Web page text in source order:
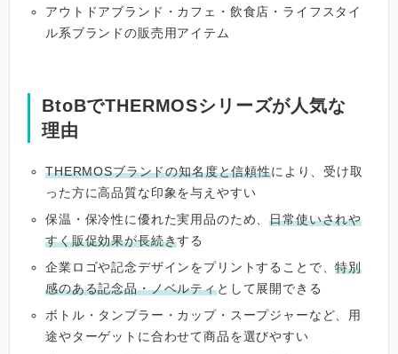
アウトドアブランド・カフェ・飲食店・ライフスタイ
ル系ブランドの販売用アイテム
BtoBでTHERMOSシリーズが人気な
理由
THERMOSブランドの知名度と信頼性により、受け取
った方に高品質な印象を与えやすい
保温・保冷性に優れた実用品のため、日常使いされや
すく販促効果が長続きする
企業ロゴや記念デザインをプリントすることで、特別
感のある記念品・ノベルティとして展開できる
ボトル・タンブラー・カップ・スープジャーなど、用
途やターゲットに合わせて商品を選びやすい